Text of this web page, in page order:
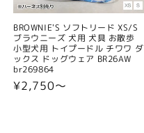
BROWNIE'S ソフトリード XS/S
ブラウニーズ 犬用 犬具 お散歩
小型犬用 トイプードル チワワ ダ
ックス ドッグウェア BR26AW
br269864
通
¥2,750〜